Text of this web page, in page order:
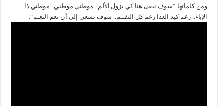
ومن كلماتها “سوف نبقى هنا كي يزول الألم.. موطني موطني.. موطني ذا
الإباء.. رغم كيد العدا رغم كل النقــم.. سوف نسعى إلى أن تعم النعـم”.